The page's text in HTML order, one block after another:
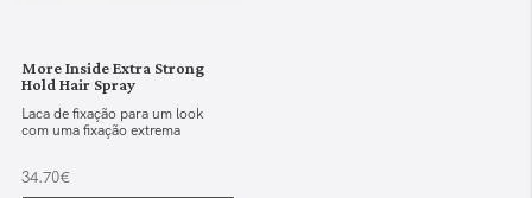
More Inside Extra Strong
Hold Hair Spray
Laca de fixação para um look
com uma fixação extrema
34.70€